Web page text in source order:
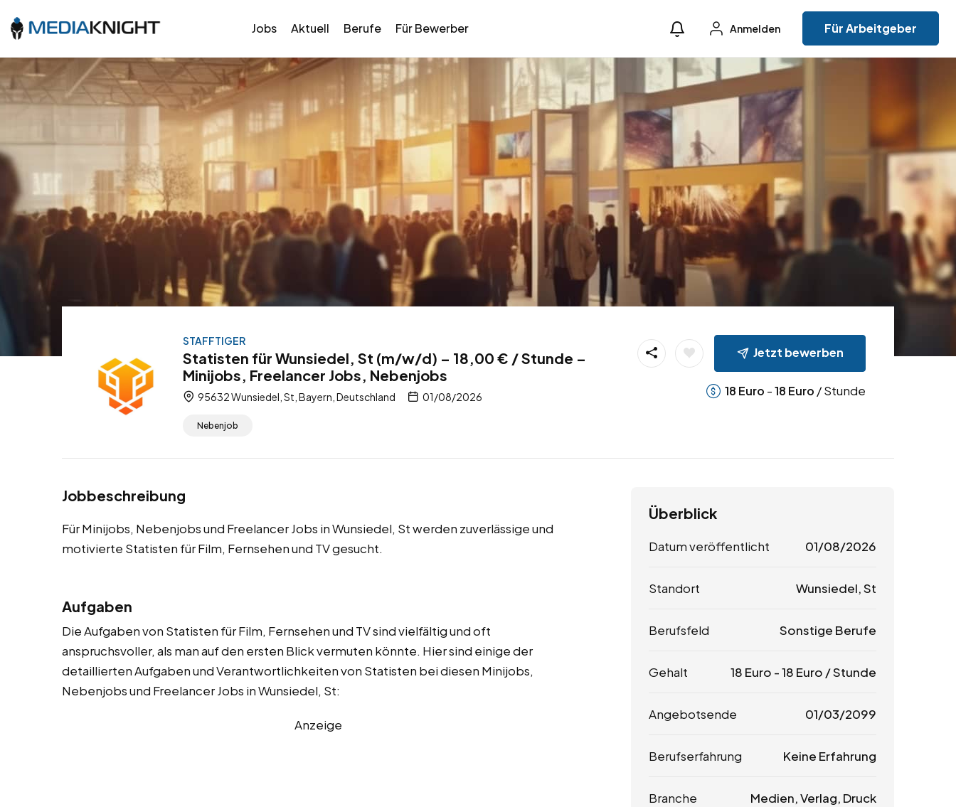
Jobs Aktuell Berufe Für Bewerber Anmelden Für Arbeitgeber
STAFFTIGER
Statisten für Wunsiedel, St (m/w/d) – 18,00 € / Stunde –
Minijobs, Freelancer Jobs, Nebenjobs
95632 Wunsiedel, St, Bayern, Deutschland 01/08/2026
Nebenjob
Jetzt bewerben
18 Euro -18 Euro / Stunde
Jobbeschreibung
Für Minijobs, Nebenjobs und Freelancer Jobs in Wunsiedel, St werden zuverlässige und
motivierte Statisten für Film, Fernsehen und TV gesucht.
Aufgaben
Die Aufgaben von Statisten für Film, Fernsehen und TV sind vielfältig und oft
anspruchsvoller, als man auf den ersten Blick vermuten könnte. Hier sind einige der
detaillierten Aufgaben und Verantwortlichkeiten von Statisten bei diesen Minijobs,
Nebenjobs und Freelancer Jobs in Wunsiedel, St:
Anzeige
Überblick
Datum veröffentlicht 01/08/2026
Standort Wunsiedel, St
Berufsfeld Sonstige Berufe
Gehalt 18 Euro -18 Euro / Stunde
Angebotsende 01/03/2099
Berufserfahrung Keine Erfahrung
Branche Medien, Verlag, Druck